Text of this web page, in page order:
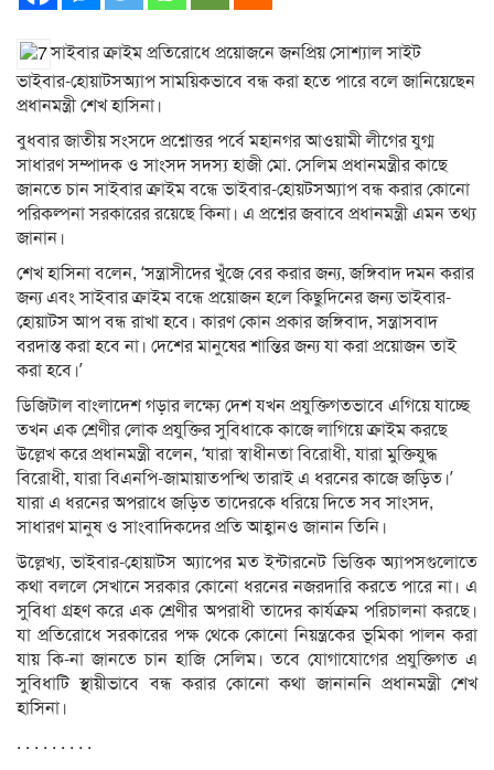
সাইবার ক্রাইম প্রতিরোধে প্রয়োজনে জনপ্রিয় সোশ্যাল সাইট
ভাইবার-হোয়াটসঅ্যাপ সাময়িকভাবে বন্ধ করা হতে পারে বলে জানিয়েছেন
প্রধানমন্ত্রী শেখ হাসিনা।
বুধবার জাতীয় সংসদে প্রশ্নোত্তর পর্বে মহানগর আওয়ামী লীগের যুগ্ম
সাধারণ সম্পাদক ও সাংসদ সদস্য হাজী মো. সেলিম প্রধানমন্ত্রীর কাছে
জানতে চান সাইবার ক্রাইম বন্ধে ভাইবার-হোয়টসঅ্যাপ বন্ধ করার কোনো
পরিকল্পনা সরকারের রয়েছে কিনা। এ প্রশ্নের জবাবে প্রধানমন্ত্রী এমন তথ্য
জানান।
শেখ হাসিনা বলেন, ‘সন্ত্রাসীদের খুঁজে বের করার জন্য, জঙ্গিবাদ দমন করার
জন্য এবং সাইবার ক্রাইম বন্ধে প্রয়োজন হলে কিছুদিনের জন্য ভাইবার-
হোয়াটস আপ বন্ধ রাখা হবে। কারণ কোন প্রকার জঙ্গিবাদ, সন্ত্রাসবাদ
বরদাস্ত করা হবে না। দেশের মানুষের শান্তির জন্য যা করা প্রয়োজন তাই
করা হবে।’
ডিজিটাল বাংলাদেশ গড়ার লক্ষ্যে দেশ যখন প্রযুক্তিগতভাবে এগিয়ে যাচ্ছে
তখন এক শ্রেণীর লোক প্রযুক্তির সুবিধাকে কাজে লাগিয়ে ক্রাইম করছে
উল্লেখ করে প্রধানমন্ত্রী বলেন, ‘যারা স্বাধীনতা বিরোধী, যারা মুক্তিযুদ্ধ
বিরোধী, যারা বিএনপি-জামায়াতপন্থি তারাই এ ধরনের কাজে জড়িত।’
যারা এ ধরনের অপরাধে জড়িত তাদেরকে ধরিয়ে দিতে সব সাংসদ,
সাধারণ মানুষ ও সাংবাদিকদের প্রতি আহ্বানও জানান তিনি।
উল্লেখ্য, ভাইবার-হোয়াটস অ্যাপের মত ইন্টারনেট ভিত্তিক অ্যাপসগুলোতে
কথা বললে সেখানে সরকার কোনো ধরনের নজরদারি করতে পারে না। এ
সুবিধা গ্রহণ করে এক শ্রেণীর অপরাধী তাদের কার্যক্রম পরিচালনা করছে।
যা প্রতিরোধে সরকারের পক্ষ থেকে কোনো নিয়ন্ত্রকের ভূমিকা পালন করা
যায় কি-না জানতে চান হাজি সেলিম। তবে যোগাযোগের প্রযুক্তিগত এ
সুবিধাটি স্থায়ীভাবে বন্ধ করার কোনো কথা জানাননি প্রধানমন্ত্রী শেখ
হাসিনা।
. . . . . . . . .